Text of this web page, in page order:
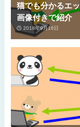
猫でも分かるエ
画像付きで紹介
2018年9月16日